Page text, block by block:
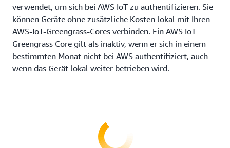
verwendet, um sich bei AWS IoT zu authentifizieren. Sie
können Geräte ohne zusätzliche Kosten lokal mit Ihren
AWS-IoT-Greengrass-Cores verbinden. Ein AWS IoT
Greengrass Core gilt als inaktiv, wenn er sich in einem
bestimmten Monat nicht bei AWS authentifiziert, auch
wenn das Gerät lokal weiter betrieben wird.